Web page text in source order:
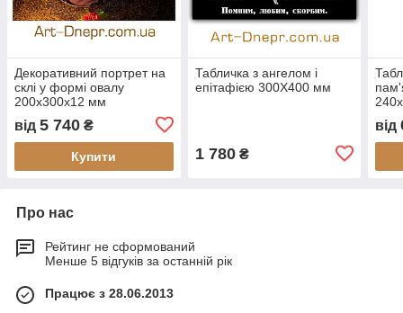
Декоративний портрет на
склі у формі овалу
200х300х12 мм
від 5 740 ₴
Купити
Табличка з ангелом і
епітафією 300Х400 мм
1 780₴
від
Про нас
Рейтинг не сформований
Менше 5 відгуків за останній рік
Працює з 28.06.2013